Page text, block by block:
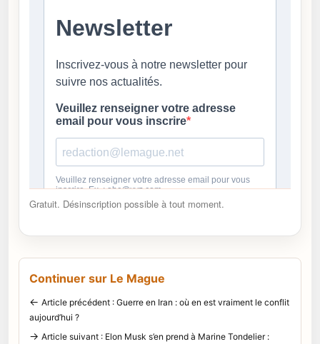
Gratuit. Désinscription possible à tout moment.
Continuer sur Le Mague
← Article précédent : Guerre en Iran : où en est vraiment le conflit
aujourd’hui ?
→ Article suivant : Elon Musk s’en prend à Marine Tondelier :